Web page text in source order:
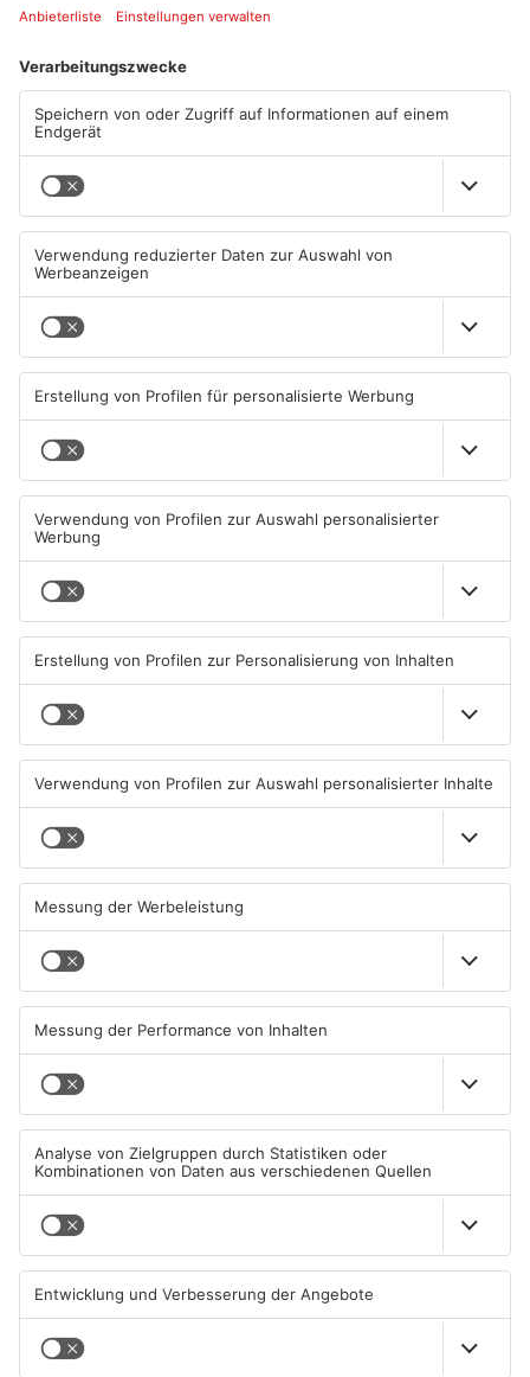
Mehr aus
Primaveraland
TOPNEWS
Schwimmbäder im
Primaveraland weisen teils
erhebliche Mängel auf
06.08.2026, 06:37 UHR IN
Waldbrandgefahr im
Primaveraland bleibt
weiterhin sehr hoch
TOPNEWS
Brände in Seligenstadt,
Waldaschaff und zwischen
Hanau und Kahl
05.08.2026, 06:36 UHR IN
PRIMAVERALAND
Gewässer im Primaveraland
leiden unter Trockenheit
PRIMAVERALAND
Kliniken im Primaveraland
PRIMAVERALAND
Schüsse in Langenselbold,
03.08.2026, 13:00 UHR IN
PRIMAVERALAND